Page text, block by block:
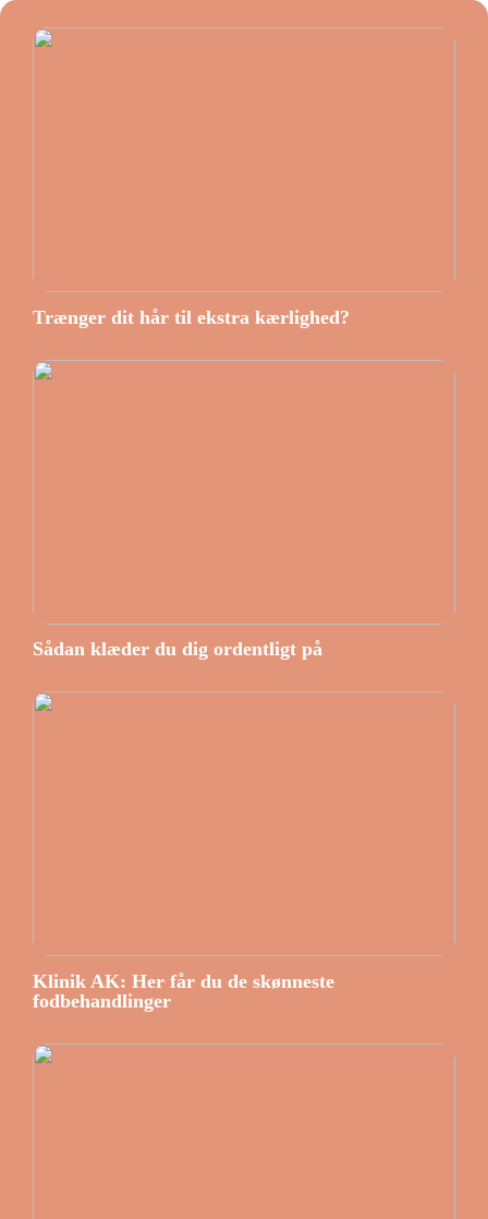
Trænger dit hår til ekstra kærlighed?
Sådan klæder du dig ordentligt på
Klinik AK: Her får du de skønneste
fodbehandlinger